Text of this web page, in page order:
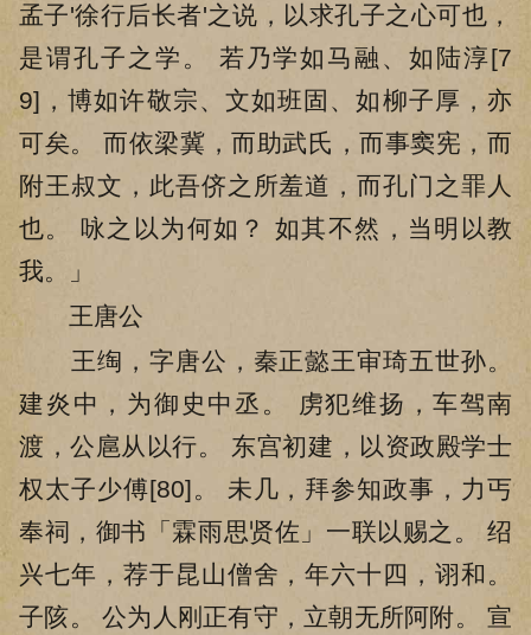
孟子'徐行后长者'之说，以求孔子之心可也，
是谓孔子之学。 若乃学如马融、如陆淳[7
9]，博如许敬宗、文如班固、如柳子厚，亦
可矣。 而依梁冀，而助武氏，而事窦宪，而
附王叔文，此吾侪之所羞道，而孔门之罪人
也。 咏之以为何如？ 如其不然，当明以教
我。」
王唐公
王绹，字唐公，秦正懿王审琦五世孙。
建炎中，为御史中丞。 虏犯维扬，车驾南
渡，公扈从以行。 东宫初建，以资政殿学士
权太子少傅[80]。 未几，拜参知政事，力丐
奉祠，御书「霖雨思贤佐」一联以赐之。 绍
兴七年，荐于昆山僧舍，年六十四，诩和。
子陔。 公为人刚正有守，立朝无所阿附。 宣